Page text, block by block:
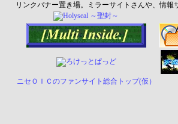
リンクバナー置き場。ミラーサイトさんや、情報
ニセＯＩＣのファンサイト総合トップ(仮）